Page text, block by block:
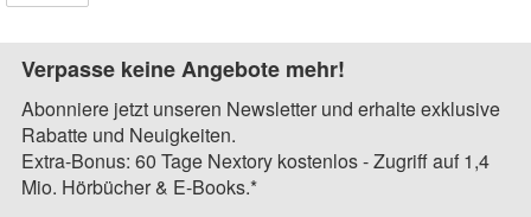
Verpasse keine Angebote mehr!
Abonniere jetzt unseren Newsletter und erhalte exklusive
Rabatte und Neuigkeiten.
Extra-Bonus: 60 Tage Nextory kostenlos - Zugriff auf 1,4
Mio. Hörbücher & E-Books.*